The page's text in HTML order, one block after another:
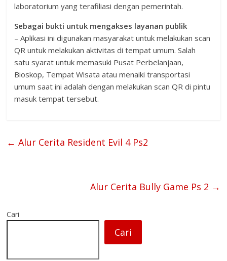
laboratorium yang terafiliasi dengan pemerintah.
Sebagai bukti untuk mengakses layanan publik
– Aplikasi ini digunakan masyarakat untuk melakukan scan
QR untuk melakukan aktivitas di tempat umum. Salah
satu syarat untuk memasuki Pusat Perbelanjaan,
Bioskop, Tempat Wisata atau menaiki transportasi
umum saat ini adalah dengan melakukan scan QR di pintu
masuk tempat tersebut.
← Alur Cerita Resident Evil 4 Ps2
Alur Cerita Bully Game Ps 2 →
Cari
Cari